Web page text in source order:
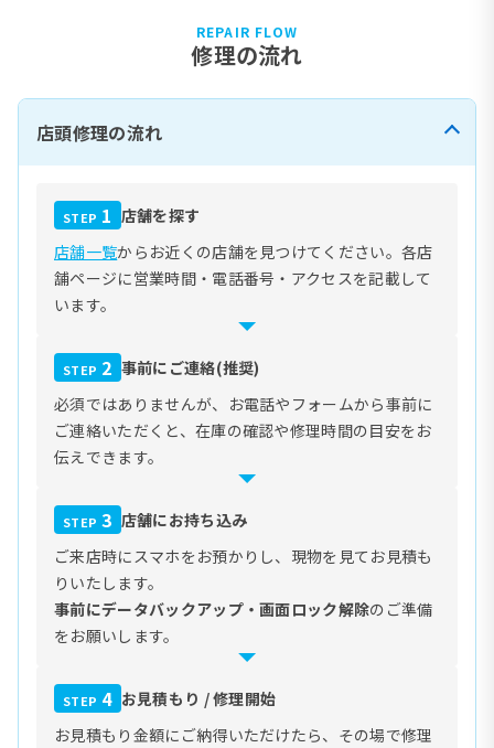
REPAIR FLOW
修理の流れ
店頭修理の流れ
STEP 1 店舗を探す
店舗一覧からお近くの店舗を見つけてください。各店
舗ページに営業時間・電話番号・アクセスを記載して
います。
STEP 2 事前にご連絡(推奨)
必須ではありませんが、お電話やフォームから事前に
ご連絡いただくと、在庫の確認や修理時間の目安をお
伝えできます。
STEP 3 店舗にお持ち込み
ご来店時にスマホをお預かりし、現物を見てお見積も
りいたします。
事前にデータバックアップ・画面ロック解除のご準備
をお願いします。
STEP 4 お見積もり / 修理開始
お見積もり金額にご納得いただけたら、その場で修理